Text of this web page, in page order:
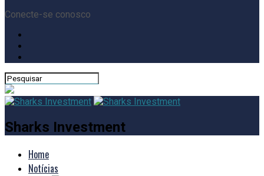
Conecte-se conosco
Sharks Investment
Home
Notícias